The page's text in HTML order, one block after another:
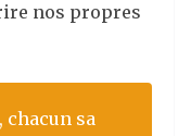
nos propres
chacun sa